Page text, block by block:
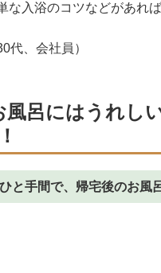
な入浴のコツなどがあれ
代、会社員）
風呂にはうれし
と手間で、帰宅後のお風